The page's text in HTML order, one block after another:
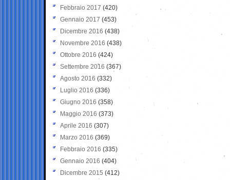
Febbraio 2017 (420)
Gennaio 2017 (453)
Dicembre 2016 (438)
Novembre 2016 (438)
Ottobre 2016 (424)
Settembre 2016 (367)
Agosto 2016 (332)
Luglio 2016 (336)
Giugno 2016 (358)
Maggio 2016 (373)
Aprile 2016 (307)
Marzo 2016 (369)
Febbraio 2016 (335)
Gennaio 2016 (404)
Dicembre 2015 (412)